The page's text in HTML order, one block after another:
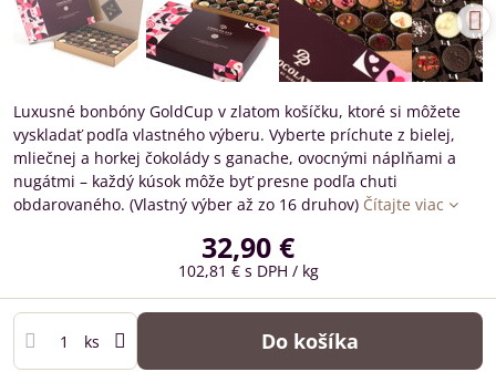
Luxusné bonbóny GoldCup v zlatom košíčku, ktoré si môžete
vyskladať podľa vlastného výberu. Vyberte príchute z bielej,
mliečnej a horkej čokolády s ganache, ovocnými náplňami a
nugátmi – každý kúsok môže byť presne podľa chuti
obdarovaného. (Vlastný výber až zo 16 druhov) Čítajte viac
32,90 €
102,81 € s DPH / kg
ks Do košíka